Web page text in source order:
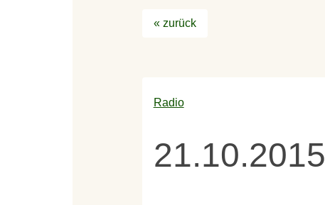
« zurück
Radio
21.10.2015